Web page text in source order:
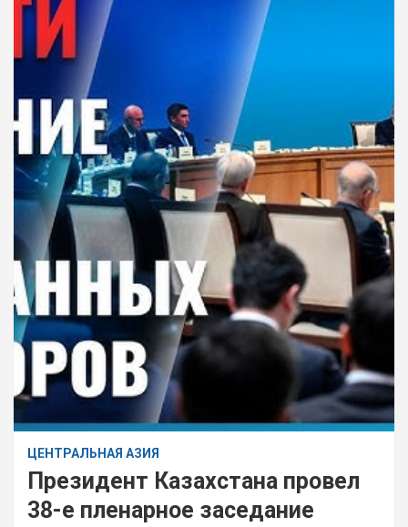
ЦЕНТРАЛЬНАЯ АЗИЯ
Президент Казахстана провел
38-е пленарное заседание